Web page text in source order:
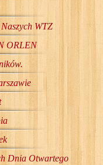
WTZ
ORLEN
Dnia Otwartego